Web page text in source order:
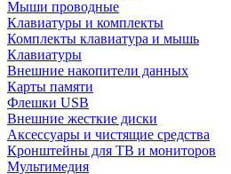
Мыши проводные
Клавиатуры и комплекты
Комплекты клавиатура и мышь
Клавиатуры
Внешние накопители данных
Карты памяти
Флешки USB
Внешние жесткие диски
Аксессуары и чистящие средства
Кронштейны для ТВ и мониторов
Мультимедия